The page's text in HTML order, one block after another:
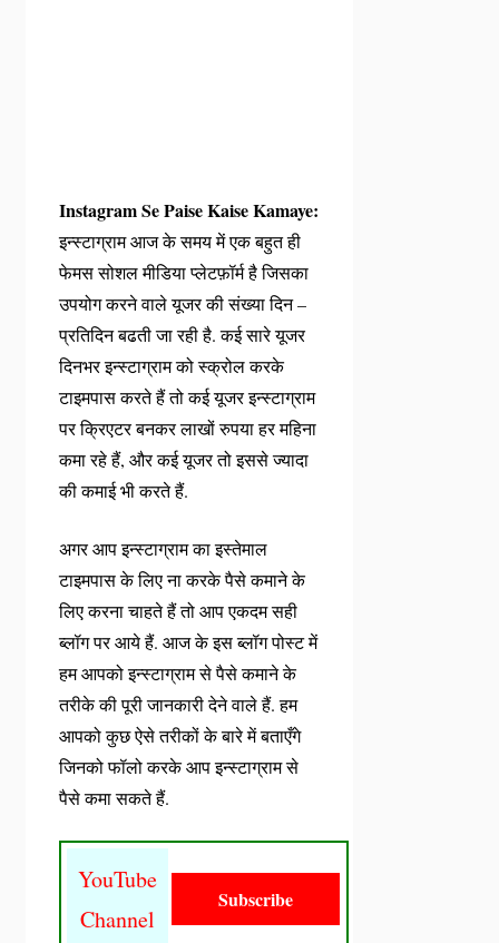
Instagram Se Paise Kaise Kamaye:
इन्स्टाग्राम आज के समय में एक बहुत ही
फेमस सोशल मीडिया प्लेटफ़ॉर्म है जिसका
उपयोग करने वाले यूजर की संख्या दिन –
प्रतिदिन बढती जा रही है. कई सारे यूजर
दिनभर इन्स्टाग्राम को स्क्रोल करके
टाइमपास करते हैं तो कई यूजर इन्स्टाग्राम
पर क्रिएटर बनकर लाखों रुपया हर महिना
कमा रहे हैं, और कई यूजर तो इससे ज्यादा
की कमाई भी करते हैं.
अगर आप इन्स्टाग्राम का इस्तेमाल
टाइमपास के लिए ना करके पैसे कमाने के
लिए करना चाहते हैं तो आप एकदम सही
ब्लॉग पर आये हैं. आज के इस ब्लॉग पोस्ट में
हम आपको इन्स्टाग्राम से पैसे कमाने के
तरीके की पूरी जानकारी देने वाले हैं. हम
आपको कुछ ऐसे तरीकों के बारे में बताएँगे
जिनको फॉलो करके आप इन्स्टाग्राम से
पैसे कमा सकते हैं.
YouTube
Channel
Subscribe